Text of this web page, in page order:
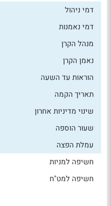
דמי ניהול
דמי נאמנות
מנהל הקרן
נאמן הקרן
הוראות עד השעה
תאריך הקמה
שינוי מדיניות אחרון
שעור הוספה
עמלת הפצה
חשיפה למניות
חשיפה למט"ח